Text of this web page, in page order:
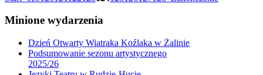
Minione wydarzenia
Dzień Otwarty Wiatraka Koźlaka w Żalinie
Podsumowanie sezonu artystycznego
2025/26